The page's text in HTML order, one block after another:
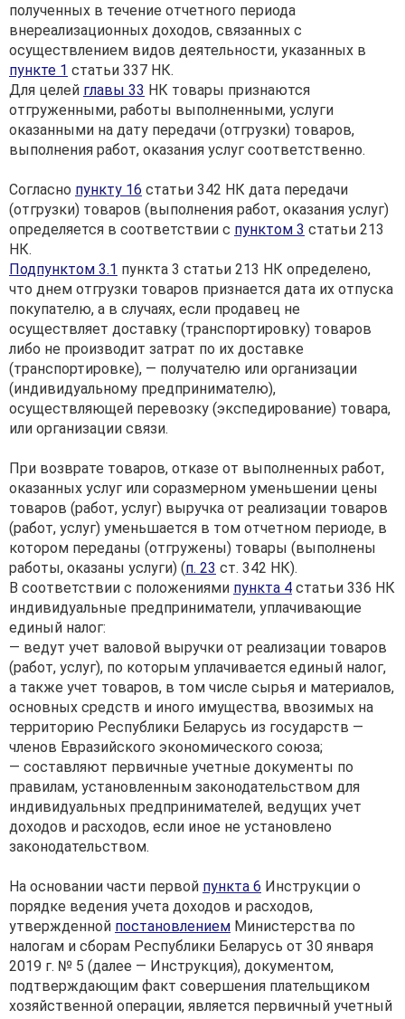
полученных в течение отчетного периода
внереализационных доходов, связанных с
осуществлением видов деятельности, указанных в
пункте 1 статьи 337 НК.
Для целей главы 33 НК товары признаются
отгруженными, работы выполненными, услуги
оказанными на дату передачи (отгрузки) товаров,
выполнения работ, оказания услуг соответственно.
Согласно пункту 16 статьи 342 НК дата передачи
(отгрузки) товаров (выполнения работ, оказания услуг)
определяется в соответствии с пунктом 3 статьи 213
НК.
Подпунктом 3.1 пункта 3 статьи 213 НК определено,
что днем отгрузки товаров признается дата их отпуска
покупателю, а в случаях, если продавец не
осуществляет доставку (транспортировку) товаров
либо не производит затрат по их доставке
(транспортировке), — получателю или организации
(индивидуальному предпринимателю),
осуществляющей перевозку (экспедирование) товара,
или организации связи.
При возврате товаров, отказе от выполненных работ,
оказанных услуг или соразмерном уменьшении цены
товаров (работ, услуг) выручка от реализации товаров
(работ, услуг) уменьшается в том отчетном периоде, в
котором переданы (отгружены) товары (выполнены
работы, оказаны услуги) (п. 23 ст. 342 НК).
В соответствии с положениями пункта 4 статьи 336 НК
индивидуальные предприниматели, уплачивающие
единый налог:
— ведут учет валовой выручки от реализации товаров
(работ, услуг), по которым уплачивается единый налог,
а также учет товаров, в том числе сырья и материалов,
основных средств и иного имущества, ввозимых на
территорию Республики Беларусь из государств —
членов Евразийского экономического союза;
— составляют первичные учетные документы по
правилам, установленным законодательством для
индивидуальных предпринимателей, ведущих учет
доходов и расходов, если иное не установлено
законодательством.
На основании части первой пункта 6 Инструкции о
порядке ведения учета доходов и расходов,
утвержденной постановлением Министерства по
налогам и сборам Республики Беларусь от 30 января
2019 г. № 5 (далее — Инструкция), документом,
подтверждающим факт совершения плательщиком
хозяйственной операции, является первичный учетный